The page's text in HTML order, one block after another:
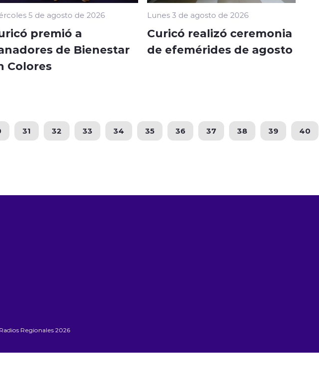
5 de agosto de 2026
premió a
de Bienestar
Colores
Lunes 3 de agosto de 2026
Curicó realizó ceremonia
de efemérides de agosto
31 32 33 34 35 36 37 38 39 40
Regionales 2026